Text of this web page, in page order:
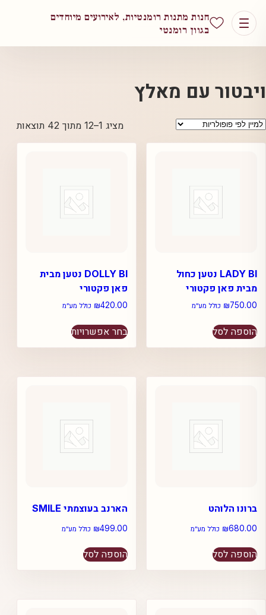
חנות מתנות רומנטיות, לאירועים מיוחדים
בגוון רומנטי
ויבטור עם מאלץ
מציג 1–12 מתוך 42 תוצאות
DOLLY BI נטען מבית
פאן פקטורי
₪420.00 כולל מע״מ
בחר אפשרויותזה
יש
סוגים.
את
האפשרויות
בעמוד
LADY BI נטען כחול
מבית פאן פקטורי
₪750.00 כולל מע״מ
הוספה לסל
הארנב בעוצמתי SMILE
₪499.00 כולל מע״מ
הוספה לסל
ברונו הלוהט
₪680.00 כולל מע״מ
הוספה לסל